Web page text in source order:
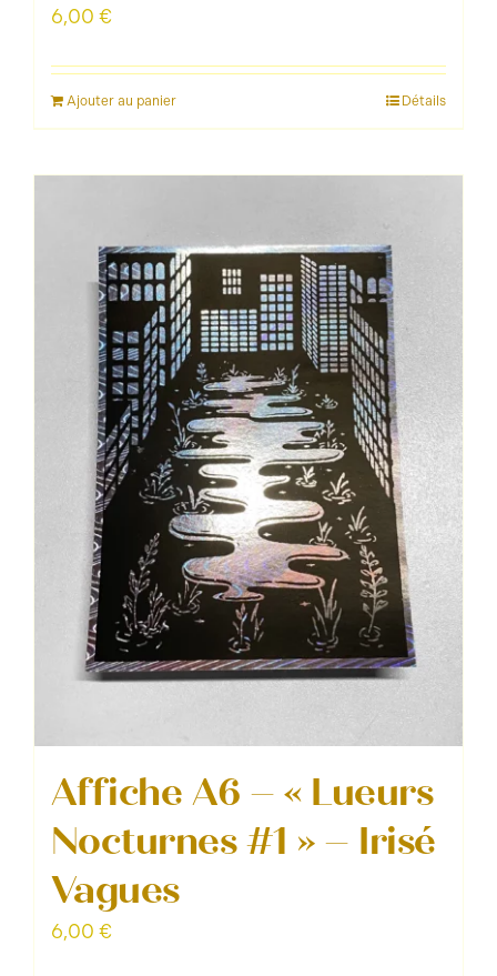
6,00 €
Ajouter au panier Détails
Affiche A6 – « Lueurs
Nocturnes #1 » – Irisé
Vagues
6,00 €